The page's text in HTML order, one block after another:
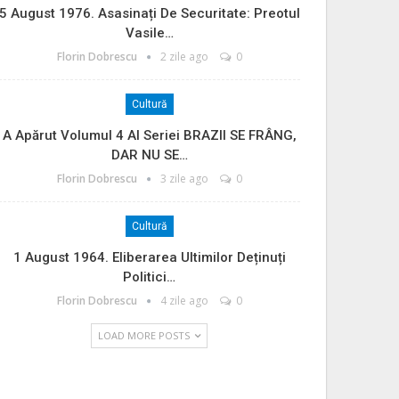
August 1976. Asasinați De Securitate: Preotul
Vasile…
Florin Dobrescu 2 zile ago 0
Cultură
A Apărut Volumul 4 Al Seriei BRAZII SE FRÂNG,
DAR NU SE…
Florin Dobrescu 3 zile ago 0
Cultură
1 August 1964. Eliberarea Ultimilor Deținuți
Politici…
Florin Dobrescu 4 zile ago 0
LOAD MORE POSTS